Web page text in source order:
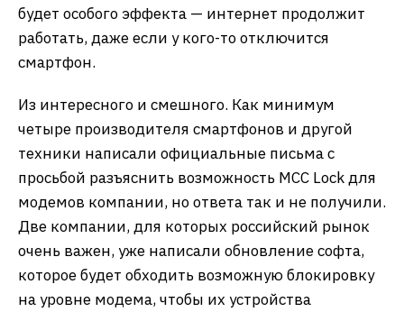
будет особого эффекта — интернет продолжит
работать, даже если у кого-то отключится
смартфон.
Из интересного и смешного. Как минимум
четыре производителя смартфонов и другой
техники написали официальные письма с
просьбой разъяснить возможность MCC Lock для
модемов компании, но ответа так и не получили.
Две компании, для которых российский рынок
очень важен, уже написали обновление софта,
которое будет обходить возможную блокировку
на уровне модема, чтобы их устройства